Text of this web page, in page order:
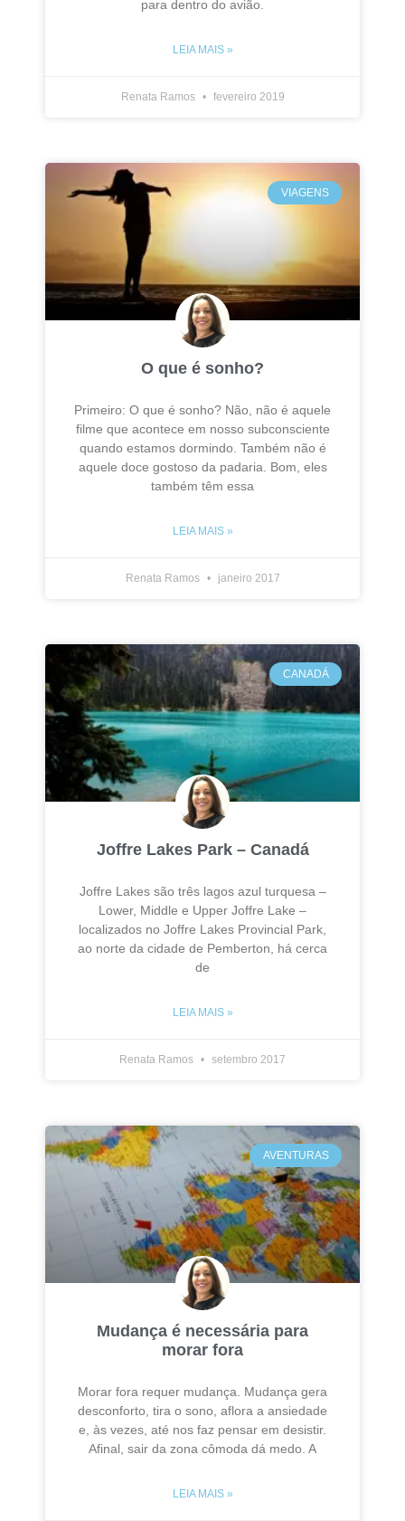
para dentro do avião.
LEIA MAIS »
Renata Ramos fevereiro 2019
VIAGENS
O que é sonho?
Primeiro: O que é sonho? Não, não é aquele
filme que acontece em nosso subconsciente
quando estamos dormindo. Também não é
aquele doce gostoso da padaria. Bom, eles
também têm essa
LEIA MAIS »
Renata Ramos janeiro 2017
CANADÁ
Joffre Lakes Park – Canadá
Joffre Lakes são três lagos azul turquesa –
Lower, Middle e Upper Joffre Lake –
localizados no Joffre Lakes Provincial Park,
ao norte da cidade de Pemberton, há cerca
de
LEIA MAIS »
Renata Ramos setembro 2017
AVENTURAS
Mudança é necessária para
morar fora
Morar fora requer mudança. Mudança gera
desconforto, tira o sono, aflora a ansiedade
e, às vezes, até nos faz pensar em desistir.
Afinal, sair da zona cômoda dá medo. A
LEIA MAIS »